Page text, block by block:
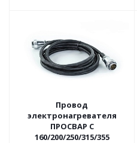
Провод
электронагревателя
ПРОСВАР С
160/200/250/315/355